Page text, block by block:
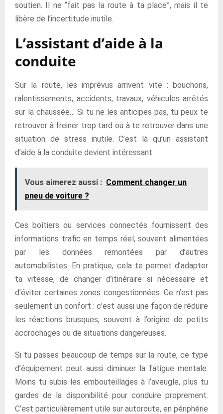
soutien. Il ne “fait pas la route à ta place”, mais il te
libère de l’incertitude inutile.
L’assistant d’aide à la
conduite
Sur la route, les imprévus arrivent vite : bouchons,
ralentissements, accidents, travaux, véhicules arrêtés
sur la chaussée… Si tu ne les anticipes pas, tu peux te
retrouver à freiner trop tard ou à te retrouver dans une
situation de stress inutile. C’est là qu’un assistant
d’aide à la conduite devient intéressant.
Vous aimerez aussi : Comment changer un
pneu de voiture ?
Ces boîtiers ou services connectés fournissent des
informations trafic en temps réel, souvent alimentées
par les données remontées par d’autres
automobilistes. En pratique, cela te permet d’adapter
ta vitesse, de changer d’itinéraire si nécessaire et
d’éviter certaines zones congestionnées. Ce n’est pas
seulement un confort : c’est aussi une façon de réduire
les réactions brusques, souvent à l’origine de petits
accrochages ou de situations dangereuses.
Si tu passes beaucoup de temps sur la route, ce type
d’équipement peut aussi diminuer la fatigue mentale.
Moins tu subis les embouteillages à l’aveugle, plus tu
gardes de la disponibilité pour conduire proprement.
C’est particulièrement utile sur autoroute, en périphérie